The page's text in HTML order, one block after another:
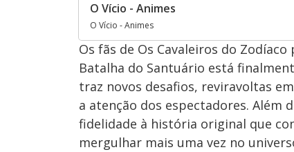
O Vício - Animes
O Vício - Animes
Os fãs de Os Cavaleiros do
Batalha do Santuário está
traz novos desafios, reviravoltas
a atenção dos espectadores. Além
fidelidade à história original que
mergulhar mais uma vez no